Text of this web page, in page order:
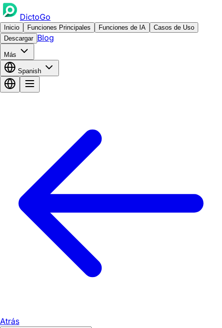
DictoGo
Inicio Funciones Principales Funciones de IA
Casos de Uso
Descargar Blog
Más
Spanish
Atrás